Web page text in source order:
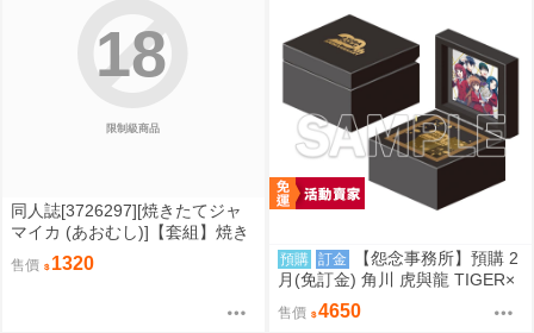
限制級商品
18
同人誌[3726297][焼きたてジャ
マイカ (あおむし)]【套組】焼き
たてジャマイカ「ホロライブ」
セット (hololive )
售價 1320 預購 訂金
【怨念事務所】預購 2
月(免訂金) 角川 虎與龍 TIGER×
DRAGON! 20週年紀念 音樂盒 オ
レンジ 0905
售價 4650